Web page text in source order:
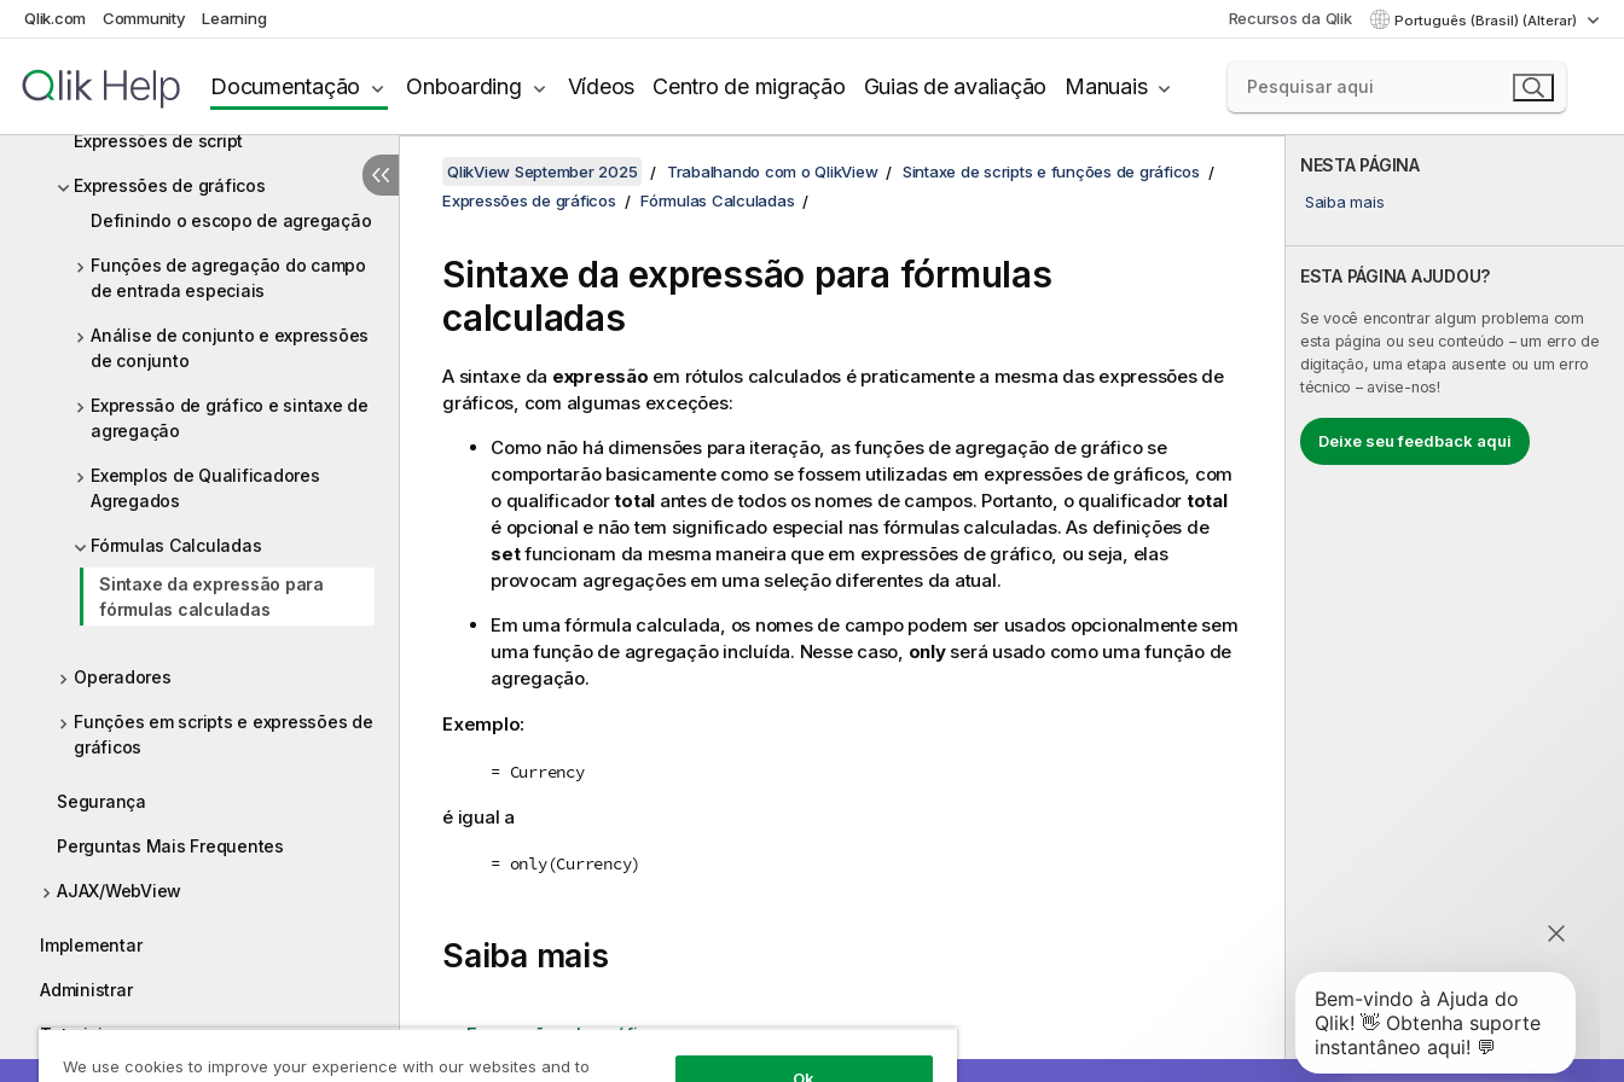
Qlik.com Community Learning Recursos da Qlik Português (Brasil) (Alterar)
Documentação Onboarding Vídeos Centro de migração Guias de avaliação Manuais
Funções
Palavras-chave e comandos de
script
Expressões de script
Expressões de gráficos
Definindo o escopo de agregação
Funções de agregação do campo
de entrada especiais
Análise de conjunto e expressões
de conjunto
Expressão de gráfico e sintaxe de
agregação
Exemplos de Qualificadores
Agregados
Fórmulas Calculadas
Sintaxe da expressão para
fórmulas calculadas
Operadores
Funções em scripts e expressões de
gráficos
Segurança
Perguntas Mais Frequentes
AJAX/WebView
Implementar
Administrar
Tutoriais
NESTA PÁGINA
Saiba mais
ESTA PÁGINA AJUDOU?
Se você encontrar algum problema com
esta página ou seu conteúdo – um erro de
digitação, uma etapa ausente ou um erro
técnico – avise-nos!
Deixe seu feedback aqui
QlikView September 2025 Trabalhando com o QlikView
Sintaxe de scripts e funções de gráficos
Expressões de gráficos
Fórmulas Calculadas
Sintaxe da expressão para fórmulas
calculadas
A sintaxe da expressão em rótulos calculados é praticamente a mesma das expressões de
gráficos, com algumas exceções:
Como não há dimensões para iteração, as funções de agregação de gráfico se
comportarão basicamente como se fossem utilizadas em expressões de gráficos, com
o qualificadortotal antes de todos os nomes de campos. Portanto, o qualificador total
é opcional e não tem significado especial nas fórmulas calculadas. As definições de
setfuncionam da mesma maneira que em expressões de gráfico, ou seja, elas
provocam agregações em uma seleção diferentes da atual.
Em uma fórmula calculada, os nomes de campo podem ser usados opcionalmente sem
uma função de agregação incluída. Nesse caso, onlyserá usado como uma função de
agregação.
Exemplo:
= Currency
é igual a
= only(Currency)
Saiba mais
Expressões de gráficos
We use cookies to improve your experience with our websites and to